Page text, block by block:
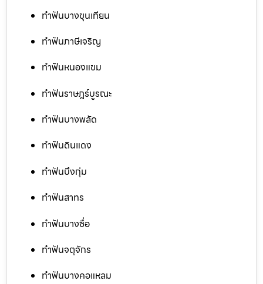
ทำฟันบางขุนเทียน
ทำฟันภาษีเจริญ
ทำฟันหนองแขม
ทำฟันราษฎร์บูรณะ
ทำฟันบางพลัด
ทำฟันดินแดง
ทำฟันบึงกุ่ม
ทำฟันสาทร
ทำฟันบางซื่อ
ทำฟันจตุจักร
ทำฟันบางคอแหลม